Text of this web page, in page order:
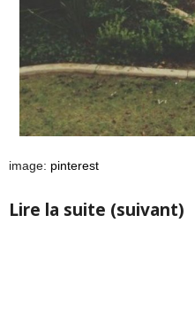
image: pinterest
Lire la suite (suivant)